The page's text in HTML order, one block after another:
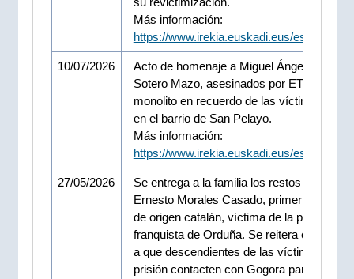
Más información:
https://www.irekia.euskadi.eus/es/news/
10/07/2026
Acto de homenaje a Miguel Ángel Blanco y
Sotero Mazo, asesinados por ETA, junto al
monolito en recuerdo de las víctimas
en el barrio de San Pelayo.
Más información:
https://www.irekia.euskadi.eus/es/news/
27/05/2026
Se entrega a la familia los restos mortales
Ernesto Morales Casado, primer
de origen catalán, víctima de la prisión
franquista de Orduña. Se reitera el
a que descendientes de las víctimas de
prisión contacten con Gogora para la